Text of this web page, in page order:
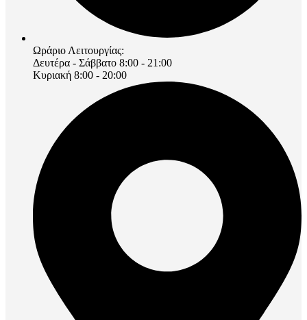
Ωράριο Λειτουργίας:
Δευτέρα - Σάββατο 8:00 - 21:00
Κυριακή 8:00 - 20:00